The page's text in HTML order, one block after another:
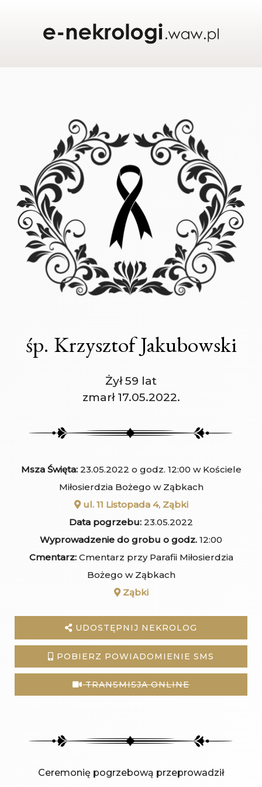
śp. Krzysztof Jakubowski
Żył 59 lat
zmarł 17.05.2022.
Msza Święta:23.05.2022 o godz. 12:00 w Kościele
Miłosierdzia Bożego w Ząbkach
ul. 11 Listopada 4, Ząbki
Data pogrzebu: 23.05.2022
Wyprowadzenie do grobu o godz. 12:00
Cmentarz:Cmentarz przy Parafii Miłosierdzia
Bożego w Ząbkach
Ząbki
UDOSTĘPNIJ NEKROLOG
POBIERZ POWIADOMIENIE SMS
TRANSMISJA ONLINE
Ceremonię pogrzebową przeprowadził